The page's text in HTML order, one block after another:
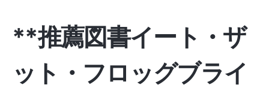
**推薦図書イート・ザ
ット・フロッグブライ